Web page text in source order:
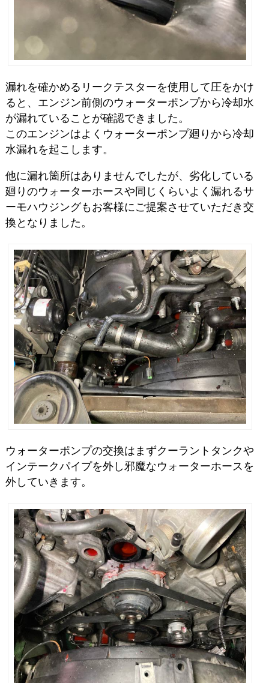
漏れを確かめるリークテスターを使用して圧をかけ
ると、エンジン前側のウォーターポンプから冷却水
が漏れていることが確認できました。
このエンジンはよくウォーターポンプ廻りから冷却
水漏れを起こします。
他に漏れ箇所はありませんでしたが、劣化している
廻りのウォーターホースや同じくらいよく漏れるサ
ーモハウジングもお客様にご提案させていただき交
換となりました。
ウォーターポンプの交換はまずクーラントタンクや
インテークパイプを外し邪魔なウォーターホースを
外していきます。